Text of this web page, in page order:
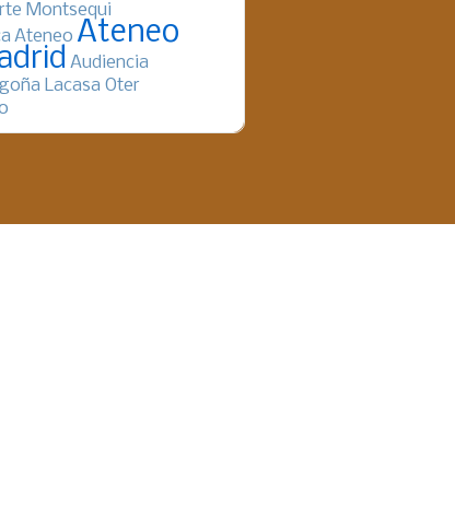
Montsequi
Ateneo Ateneo
Audiencia
Lacasa Oter